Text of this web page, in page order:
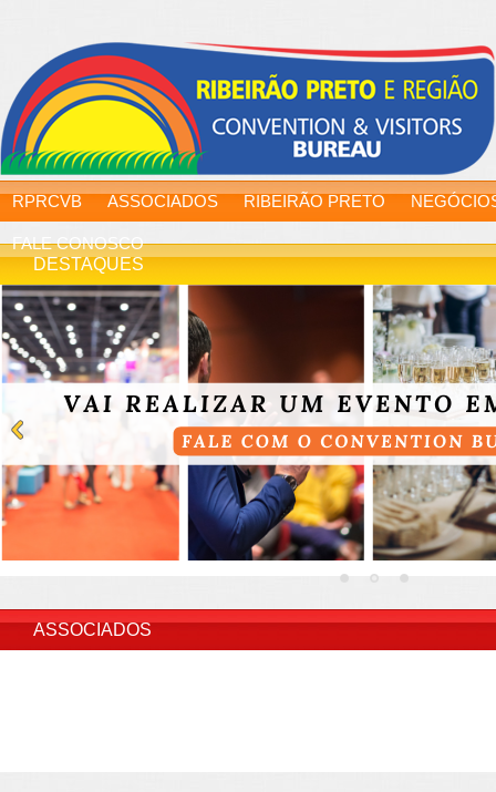
RPRCVB ASSOCIADOS RIBEIRÃO PRETO
FALE CONOSCO
DESTAQUES
ASSOCIADOS